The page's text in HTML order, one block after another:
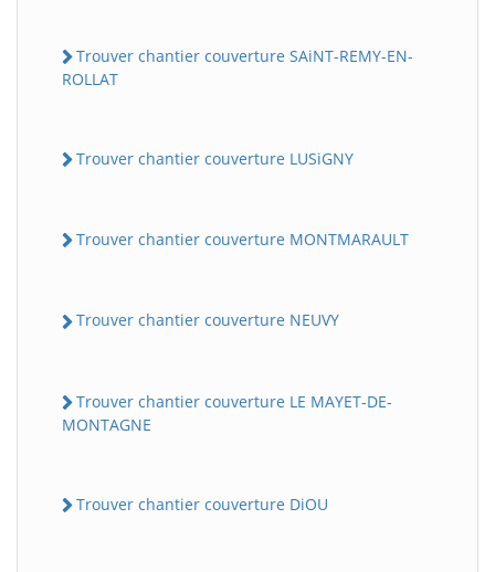
Trouver chantier couverture SAiNT-REMY-EN-
ROLLAT
Trouver chantier couverture LUSiGNY
Trouver chantier couverture MONTMARAULT
Trouver chantier couverture NEUVY
Trouver chantier couverture LE MAYET-DE-
MONTAGNE
Trouver chantier couverture DiOU